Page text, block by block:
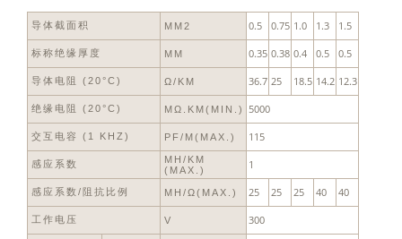
导体截面积 MM2 0.5 0.75 1.0 1.3 1.5
标称绝缘厚度 MM 0.35 0.38 0.4 0.5 0.5
导体电阻 (20°C) Ω/KM 36.7 25 18.5 14.2 12.3
绝缘电阻 (20°C) MΩ.KM(MIN.) 5000
交互电容 (1 KHZ) PF/M(MAX.) 115
感应系数
MH/KM
(MAX.)
1
感应系数/阻抗比例 ΜH/Ω(MAX.) 25 25 25 40 40
工作电压 V 300